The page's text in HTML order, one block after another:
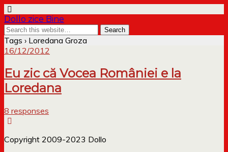
Dollo zice Bine
Tags › Loredana Groza
16/12/2012
Eu zic că Vocea României e la
Loredana
8 responses
Copyright 2009-2023 Dollo